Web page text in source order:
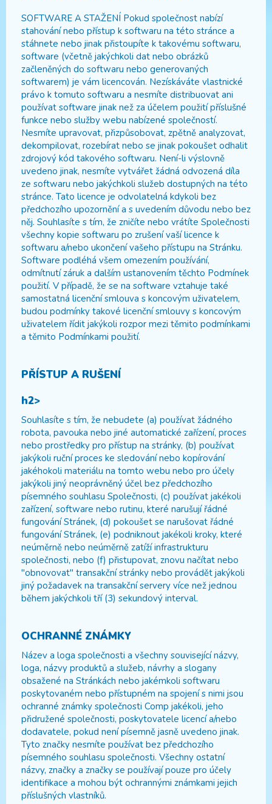
SOFTWARE A STAŽENÍ Pokud společnost nabízí
stahování nebo přístup k softwaru na této stránce a
stáhnete nebo jinak přistoupíte k takovému softwaru,
software (včetně jakýchkoli dat nebo obrázků
začleněných do softwaru nebo generovaných
softwarem) je vám licencován. Nezískáváte vlastnické
právo k tomuto softwaru a nesmíte distribuovat ani
používat software jinak než za účelem použití příslušné
funkce nebo služby webu nabízené společností.
Nesmíte upravovat, přizpůsobovat, zpětně analyzovat,
dekompilovat, rozebírat nebo se jinak pokoušet odhalit
zdrojový kód takového softwaru. Není-li výslovně
uvedeno jinak, nesmíte vytvářet žádná odvozená díla
ze softwaru nebo jakýchkoli služeb dostupných na této
stránce. Tato licence je odvolatelná kdykoli bez
předchozího upozornění a s uvedením důvodu nebo bez
něj. Souhlasíte s tím, že zničíte nebo vrátíte Společnosti
všechny kopie softwaru po zrušení vaší licence k
softwaru a/nebo ukončení vašeho přístupu na Stránku.
Software podléhá všem omezením používání,
odmítnutí záruk a dalším ustanovením těchto Podmínek
použití. V případě, že se na software vztahuje také
samostatná licenční smlouva s koncovým uživatelem,
budou podmínky takové licenční smlouvy s koncovým
uživatelem řídit jakýkoli rozpor mezi těmito podmínkami
a těmito Podmínkami použití.
PŘÍSTUP A RUŠENÍ
h2>
Souhlasíte s tím, že nebudete (a) používat žádného
robota, pavouka nebo jiné automatické zařízení, proces
nebo prostředky pro přístup na stránky, (b) používat
jakýkoli ruční proces ke sledování nebo kopírování
jakéhokoli materiálu na tomto webu nebo pro účely
jakýkoli jiný neoprávněný účel bez předchozího
písemného souhlasu Společnosti, (c) používat jakékoli
zařízení, software nebo rutinu, které narušují řádné
fungování Stránek, (d) pokoušet se narušovat řádné
fungování Stránek, (e) podniknout jakékoli kroky, které
neúměrně nebo neúměrně zatíží infrastrukturu
společnosti, nebo (f) přistupovat, znovu načítat nebo
"obnovovat" transakční stránky nebo provádět jakýkoli
jiný požadavek na transakční servery více než jednou
během jakýchkoli tří (3) sekundový interval.
OCHRANNÉ ZNÁMKY
Název a loga společnosti a všechny související názvy,
loga, názvy produktů a služeb, návrhy a slogany
obsažené na Stránkách nebo jakémkoli softwaru
poskytovaném nebo přístupném na spojení s nimi jsou
ochranné známky společnosti Comp jakékoli, jeho
přidružené společnosti, poskytovatele licencí a/nebo
dodavatele, pokud není písemně jasně uvedeno jinak.
Tyto značky nesmíte používat bez předchozího
písemného souhlasu společnosti. Všechny ostatní
názvy, značky a značky se používají pouze pro účely
identifikace a mohou být ochrannými známkami jejich
příslušných vlastníků.